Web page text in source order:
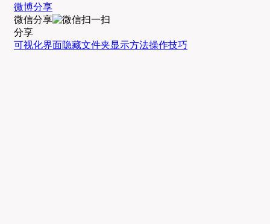
微博分享
微信分享
分享
可视化界面隐藏文件夹显示方法操作技巧